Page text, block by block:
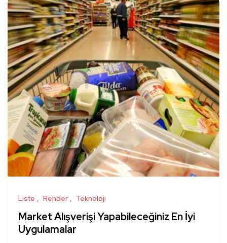
Liste Rehber Teknoloji
Market Alışverişi Yapabileceğiniz En İyi
Uygulamalar